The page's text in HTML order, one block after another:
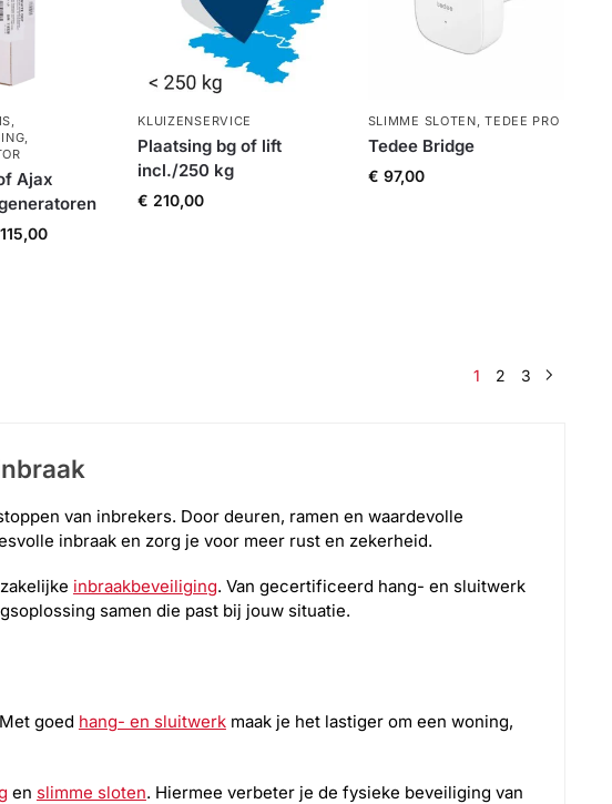
,
,
Ajax
115,00
KLUIZENSERVICE
Plaatsing bg of lift
incl./250 kg
€ 210,00
SLIMME SLOTEN,TEDEE PRO
Tedee Bridge
€ 97,00
1 2 3
van inbrekers. Door deuren, ramen en waardevolle
inbraak en zorg je voor meer rust en zekerheid.
inbraakbeveiliging. Van gecertificeerd hang- en sluitwerk
samen die past bij jouw situatie.
goed hang- en sluitwerkmaak je het lastiger om een woning,
en slimme sloten. Hiermee verbeter je de fysieke beveiliging van